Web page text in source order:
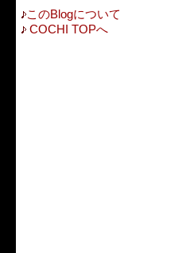
このBlogについて
COCHI TOPへ